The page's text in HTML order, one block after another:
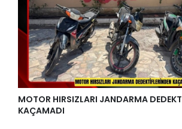
MOTOR HIRSIZLARI JANDARMA
KAÇAMADI